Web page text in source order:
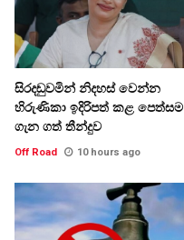
සිරදඬුවමින් නිදහස් වෙන්න
හිරුණිකා ඉදිරිපත් කළ පෙත්සම
ගැන ගත් තීන්දුව
Off Road 10 hours ago